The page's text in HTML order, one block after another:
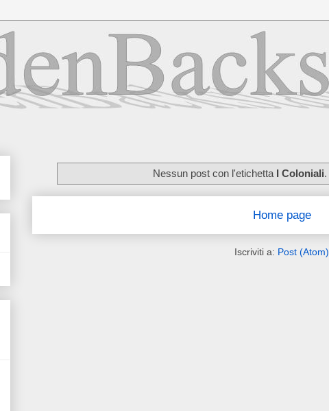
Nessun post con l'etichetta I Coloniali.
Home page
Iscriviti a: Post (Atom)